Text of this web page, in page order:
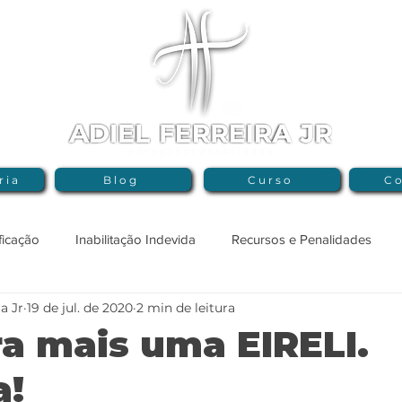
Blog Curso
Inabilitação Indevida Recursos e Penalidades
e Inexigibilidade Lei nº 14.133/21
mais uma EIRELI.
Jr 19 de jul. de 2020 2 min de leitura